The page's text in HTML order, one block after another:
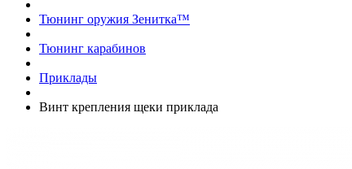
Тюнинг оружия Зенитка™
Тюнинг карабинов
Приклады
Винт крепления щеки приклада